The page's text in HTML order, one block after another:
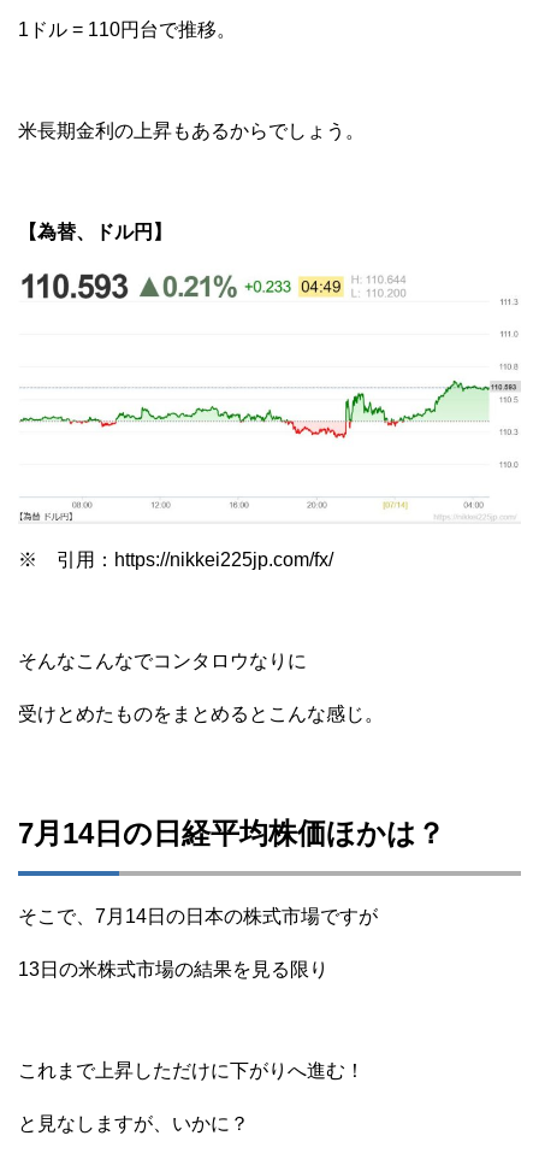
1ドル = 110円台で推移。
米長期金利の上昇もあるからでしょう。
【為替、ドル円】
※ 引用：https://nikkei225jp.com/fx/
そんなこんなでコンタロウなりに
受けとめたものをまとめるとこんな感じ。
7月14日の日経平均株価ほかは？
そこで、7月14日の日本の株式市場ですが
13日の米株式市場の結果を見る限り
これまで上昇しただけに下がりへ進む！
と見なしますが、いかに？